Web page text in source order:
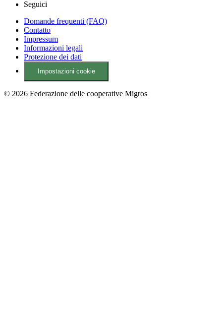
Seguici
Domande frequenti (FAQ)
Contatto
Impressum
Informazioni legali
Protezione dei dati
Impostazioni cookie
© 2026 Federazione delle cooperative Migros